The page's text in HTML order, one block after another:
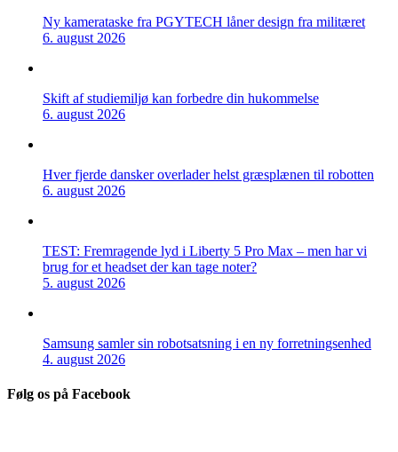
Ny kamerataske fra PGYTECH låner design fra militæret
6. august 2026
Skift af studiemiljø kan forbedre din hukommelse
6. august 2026
Hver fjerde dansker overlader helst græsplænen til robotten
6. august 2026
TEST: Fremragende lyd i Liberty 5 Pro Max – men har vi
brug for et headset der kan tage noter?
5. august 2026
Samsung samler sin robotsatsning i en ny forretningsenhed
4. august 2026
Følg os på Facebook